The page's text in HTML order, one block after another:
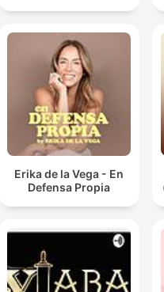
Erika de la Vega - En
Defensa Propia